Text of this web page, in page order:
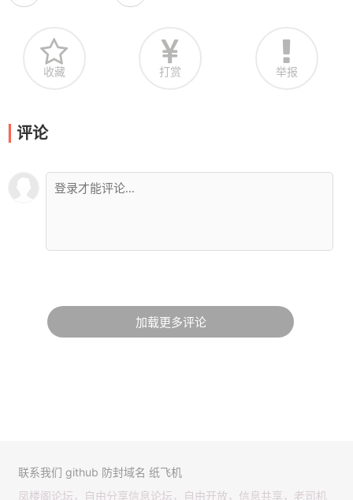
收藏 打赏 举报
评论
加载更多评论
联系我们 github 防封域名 纸飞机
凤楼阁论坛，自由分享信息论坛，自由开放，信息共享，老司机